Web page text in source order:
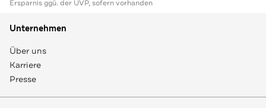
Ersparnis ggü. der UVP, sofern vorhanden
Unternehmen
Über uns
Karriere
Presse